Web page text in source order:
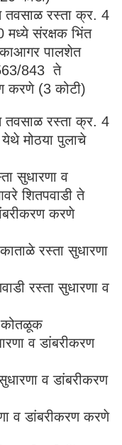
तवसाळ रस्ता क्र. 4
संरक्षक भिंत
पालशेत
843 ते
करणे (3 कोटी)
तवसाळ रस्ता क्र. 4
मोठया पुलाचे
सुधारणा व
शितपवाडी ते
करणे
रस्ता सुधारणा
रस्ता सुधारणा व
कोतळूक
व डांबरीकरण
व डांबरीकरण
व डांबरीकरण करणे